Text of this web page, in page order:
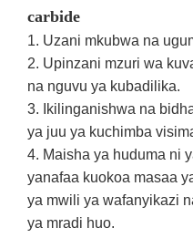
carbide
1. Uzani mkubwa na
2. Upinzani mzuri wa
na nguvu ya kubadilika.
3. Ikilinganishwa na
ya juu ya kuchimba
4. Maisha ya huduma ni
yanafaa kuokoa masaa
ya mwili ya wafanyikazi
ya mradi huo.